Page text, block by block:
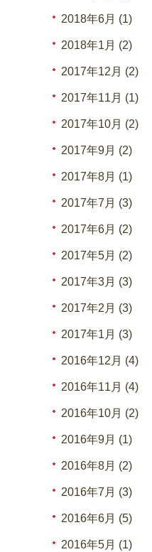
2018年6月 (1)
2018年1月 (2)
2017年12月 (2)
2017年11月 (1)
2017年10月 (2)
2017年9月 (2)
2017年8月 (1)
2017年7月 (3)
2017年6月 (2)
2017年5月 (2)
2017年3月 (3)
2017年2月 (3)
2017年1月 (3)
2016年12月 (4)
2016年11月 (4)
2016年10月 (2)
2016年9月 (1)
2016年8月 (2)
2016年7月 (3)
2016年6月 (5)
2016年5月 (1)